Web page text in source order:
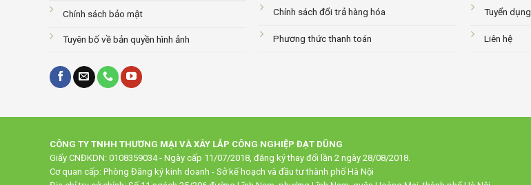
Chính sách bảo mật
Tuyên bố về bản quyền hình ảnh
Chính sách đổi trả hàng hóa
Phương thức thanh toán
Tuyển dụng
Liên hệ
CÔNG TY TNHH THƯƠNG MẠI VÀ XÂY LẮP CÔNG NGHIỆP ĐẠT DŨNG
Giấy CNĐKDN: 0108359034 - Ngày cấp 11/07/2018, đăng ký thay đổi lần 2 ngày 28/08/2018.
Cơ quan cấp: Phòng Đăng ký kinh doanh - Sở kế hoạch và đầu tư thành phố Hà Nội